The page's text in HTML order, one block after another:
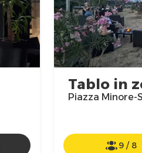
Tablo in
Piazza Minore-
9/ 8